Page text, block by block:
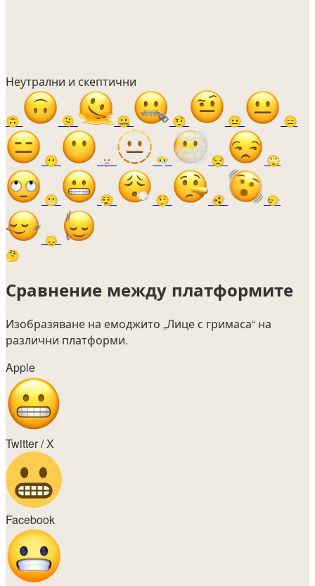
Неутрални и скептични
🙃 🫠 🤐 🤨 😐 😑
😶 🫥 😶‍🌫️ 😒 🙄
😬 😮‍💨 🤥 🫨 🙂‍↔️
🙂‍↕️
🤔
Сравнение между платформите
Изобразяване на емоджито „Лице с гримаса“ на
различни платформи.
Apple
Twitter / X
Facebook